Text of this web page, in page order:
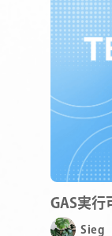
GAS実行
Sieg